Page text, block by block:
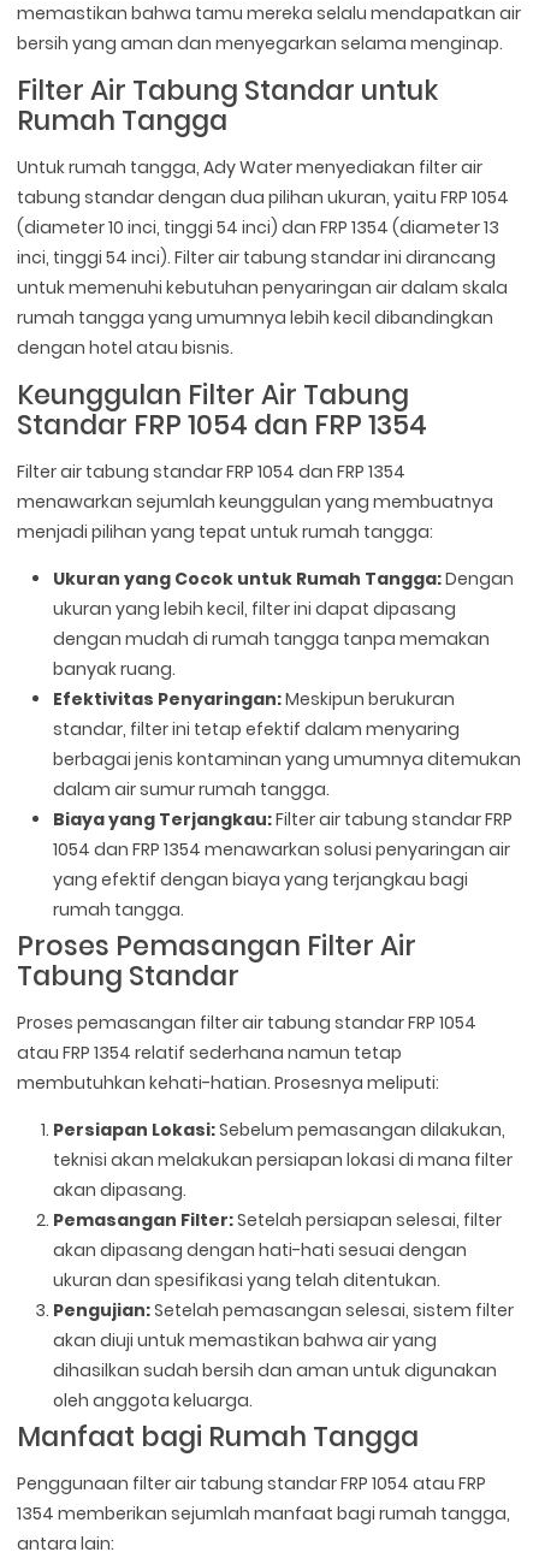
memastikan bahwa tamu mereka selalu mendapatkan air
bersih yang aman dan menyegarkan selama menginap.
Filter Air Tabung Standar untuk
Rumah Tangga
Untuk rumah tangga, Ady Water menyediakan filter air
tabung standar dengan dua pilihan ukuran, yaitu FRP 1054
(diameter 10 inci, tinggi 54 inci) dan FRP 1354 (diameter 13
inci, tinggi 54 inci). Filter air tabung standar ini dirancang
untuk memenuhi kebutuhan penyaringan air dalam skala
rumah tangga yang umumnya lebih kecil dibandingkan
dengan hotel atau bisnis.
Keunggulan Filter Air Tabung
Standar FRP 1054 dan FRP 1354
Filter air tabung standar FRP 1054 dan FRP 1354
menawarkan sejumlah keunggulan yang membuatnya
menjadi pilihan yang tepat untuk rumah tangga:
Ukuran yang Cocok untuk Rumah Tangga:Dengan
ukuran yang lebih kecil, filter ini dapat dipasang
dengan mudah di rumah tangga tanpa memakan
banyak ruang.
Efektivitas Penyaringan:Meskipun berukuran
standar, filter ini tetap efektif dalam menyaring
berbagai jenis kontaminan yang umumnya ditemukan
dalam air sumur rumah tangga.
Biaya yang Terjangkau:Filter air tabung standar FRP
1054 dan FRP 1354 menawarkan solusi penyaringan air
yang efektif dengan biaya yang terjangkau bagi
rumah tangga.
Proses Pemasangan Filter Air
Tabung Standar
Proses pemasangan filter air tabung standar FRP 1054
atau FRP 1354 relatif sederhana namun tetap
membutuhkan kehati-hatian. Prosesnya meliputi:
Persiapan Lokasi:Sebelum pemasangan dilakukan,
teknisi akan melakukan persiapan lokasi di mana filter
akan dipasang.
Pemasangan Filter:Setelah persiapan selesai, filter
akan dipasang dengan hati-hati sesuai dengan
ukuran dan spesifikasi yang telah ditentukan.
Pengujian:Setelah pemasangan selesai, sistem filter
akan diuji untuk memastikan bahwa air yang
dihasilkan sudah bersih dan aman untuk digunakan
oleh anggota keluarga.
Manfaat bagi Rumah Tangga
Penggunaan filter air tabung standar FRP 1054 atau FRP
1354 memberikan sejumlah manfaat bagi rumah tangga,
antara lain: